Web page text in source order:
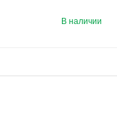
В наличии